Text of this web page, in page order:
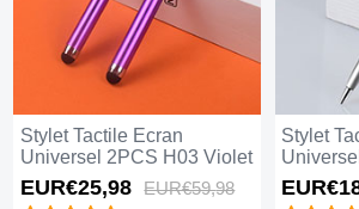
Stylet Tactile Ecran
Universel 2PCS H03 Violet
EUR€25,98 EUR€59,98
Stylet